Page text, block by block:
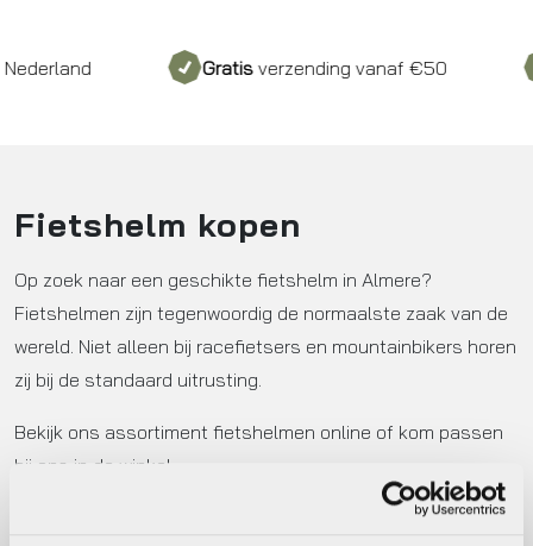
Gratisverzending vanaf €50
Fietshelm kopen
Op zoek naar een geschikte fietshelm in Almere?
Fietshelmen zijn tegenwoordig de normaalste zaak van de
wereld. Niet alleen bij racefietsers en mountainbikers horen
zij bij de standaard uitrusting.
Bekijk ons assortiment fietshelmen online of kom passen
bij ons in de winkel.